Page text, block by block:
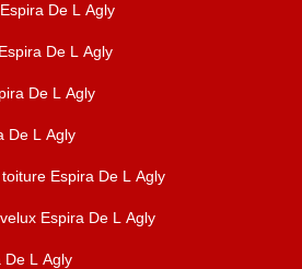
De L Agly
De L Agly
De L Agly
De L Agly
Espira De L Agly
Espira De L Agly
De L Agly